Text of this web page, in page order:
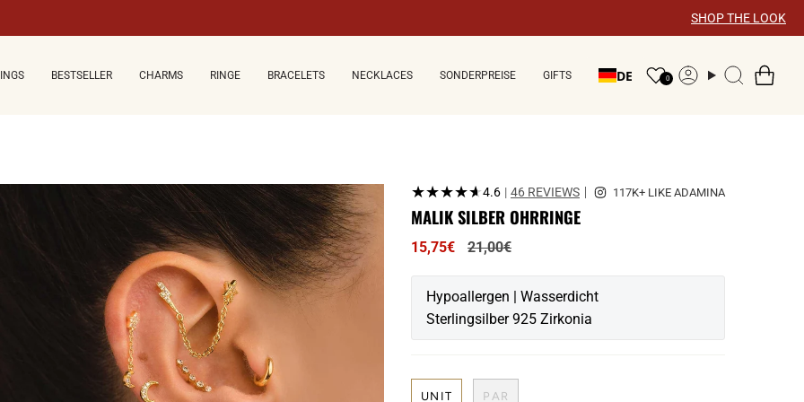
SHOP THE LOOK
BESTSELLER CHARMS RINGE BRACELETS NECKLACES SONDERPREISE GIFTS DE 0 KontoSuche
×
★★★★★
★★★★★4.6 | 46 REVIEWS
MALIK SILBER OHRRINGE
15,75€
Regulärer
21,00€
Hypoallergen | Wasserdicht
Sterlingsilber 925 Zirkonia
UNIT PAR